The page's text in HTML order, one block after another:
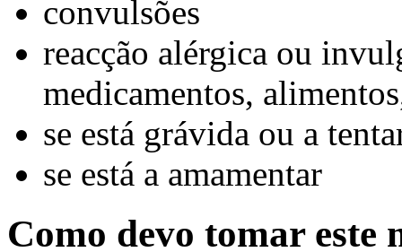
convulsões
reacção alérgica ou
medicamentos,
se está grávida ou a
se está a amamentar
Como devo tomar este